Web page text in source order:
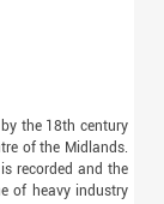
the 18th century
of the Midlands.
recorded and the
of heavy industry